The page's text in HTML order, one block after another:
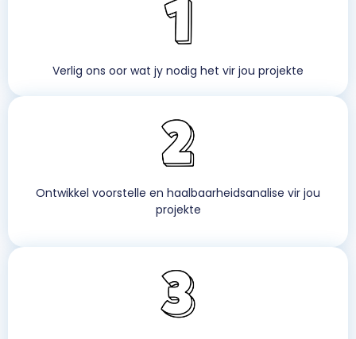
Verlig ons oor wat jy nodig het vir jou projekte
Ontwikkel voorstelle en haalbaarheidsanalise vir jou
projekte